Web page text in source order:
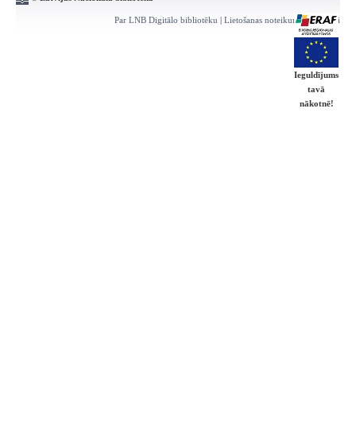
Par LNB Digitālo bibliotēku | Lietošanas noteikumi | Kontakti
Ieguldījums
tavā
nākotnē!